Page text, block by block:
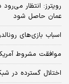
رویترز: انتظار
عمان حاصل شود
اسباب‌ بازی‌های
موافقت مشروط
اختلال گسترده در